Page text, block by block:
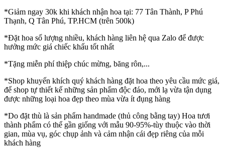
*Giảm ngay 30k khi khách nhận hoa tại: 77 Tân Thành, P Phú
Thạnh, Q Tân Phú, TP.HCM (trên 500k)
*Đặt hoa số lượng nhiều, khách hàng liên hệ qua Zalo để được
hưởng mức giá chiếc khấu tốt nhất
*Tặng miễn phí thiệp chúc mừng, băng rôn,...
*Shop khuyến khích quý khách hàng đặt hoa theo yêu cầu mức giá,
để shop tự thiết kế những sản phẩm độc đáo, mới lạ vừa tận dụng
được những loại hoa đẹp theo mùa vừa ít đụng hàng
*Do đặt thù là sản phẩm handmade (thủ công bằng tay) Hoa tươi
thành phẩm có thể gần giống với mẫu 90-95%-tùy thuộc vào thời
gian, mùa vụ, góc chụp ảnh và cảm nhận cái đẹp riêng của mỗi
khách hàng